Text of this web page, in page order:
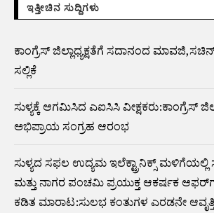
ಇತ್ತೀಚಿನ ಸುದ್ದಿಗಳು
ಕಾಂಗ್ರೆಸ್ ಜಿಲ್ಲಾಧ್ಯಕ್ಷತೆಗೆ ಸದಾನಂದ
ಸಲ್ಲಿಕೆ
ಸುಳ್ಯಕ್ಕೆ ಆಗಮಿಸಿದ ಎಐಸಿಸಿ ವೀಕ್ಷಕರು:ಕಾಂಗ್ರೆಸ್
ಅಭಿಪ್ರಾಯ ಸಂಗ್ರಹ ಆರಂಭ
ಸುಳ್ಯದ ಸಫಲ ಉದ್ಯಮ ಇಲೆಕ್ಟ್ರಾನಿಕ್ಸ್ ಮಳಿಗೆಯಲ್ಲಿ
ಮತ್ತು ನಾಗರ ಪಂಚಮಿ ಪ್ರಯುಕ್ತ ಆಕರ್ಷಕ
ಕಡಿತ ಮಾರಾಟ:ಸುಲಭ ಕಂತುಗಳ ಎರಡನೇ